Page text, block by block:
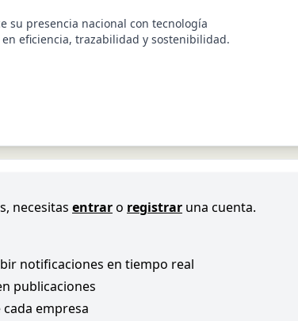
su presencia nacional con tecnología
eficiencia, trazabilidad y sostenibilidad.
necesitas entraro registrar una cuenta.
notificaciones en tiempo real
publicaciones
empresa